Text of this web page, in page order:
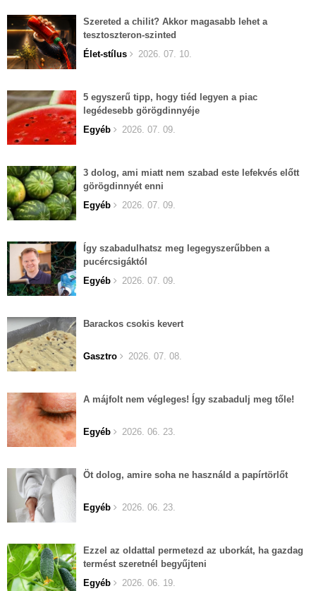
Szereted a chilit? Akkor magasabb lehet a
tesztoszteron-szinted
Élet-stílus
2026. 07. 10.
5 egyszerű tipp, hogy tiéd legyen a piac
legédesebb görögdinnyéje
Egyéb
2026. 07. 09.
3 dolog, ami miatt nem szabad este lefekvés előtt
görögdinnyét enni
Egyéb
2026. 07. 09.
Így szabadulhatsz meg legegyszerűbben a
pucércsigáktól
Egyéb
2026. 07. 09.
Barackos csokis kevert
Gasztro 2026. 07. 08.
A májfolt nem végleges! Így szabadulj meg tőle!
Egyéb 2026. 06. 23.
Öt dolog, amire soha ne használd a papírtörlőt
Egyéb 2026. 06. 23.
Ezzel az oldattal permetezd az uborkát, ha gazdag
termést szeretnél begyűjteni
Egyéb
2026. 06. 19.